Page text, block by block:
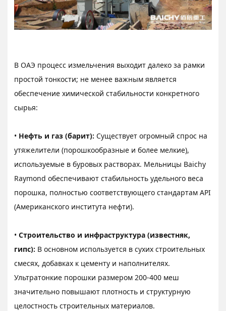
В ОАЭ процесс измельчения выходит далеко за рамки
простой тонкости; не менее важным является
обеспечение химической стабильности конкретного
сырья:
• Нефть и газ (барит): Существует огромный спрос на
утяжелители (порошкообразные и более мелкие),
используемые в буровых растворах. Мельницы Baichy
Raymond обеспечивают стабильность удельного веса
порошка, полностью соответствующего стандартам API
(Американского института нефти).
•Строительство и инфраструктура (известняк,
гипс): В основном используется в сухих строительных
смесях, добавках к цементу и наполнителях.
Ультратонкие порошки размером 200-400 меш
значительно повышают плотность и структурную
целостность строительных материалов.